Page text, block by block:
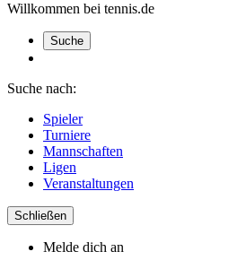
Willkommen bei tennis.de
Suche
Suche nach:
Spieler
Turniere
Mannschaften
Ligen
Veranstaltungen
Schließen
Melde dich an